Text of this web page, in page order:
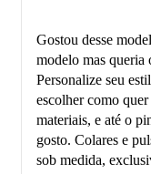
Gostou desse
modelo mas queria
Personalize seu
escolher como
materiais, e até o
gosto. Colares e
sob medida,